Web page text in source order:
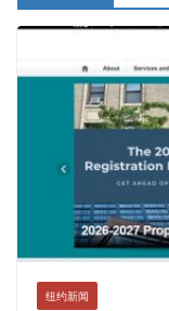
纽约新闻